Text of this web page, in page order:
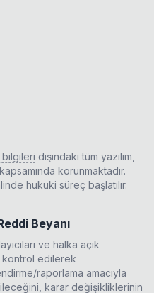
bilgileri dışındaki tüm yazılım,
korunmaktadır.
hukuki süreç başlatılır.
Beyanı
ve halka açık
kontrol edilerek
raporlama amacıyla
karar değişikliklerinin